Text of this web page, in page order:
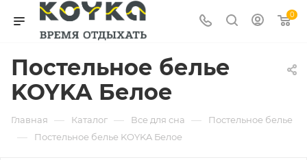
0
Постельное белье
KOYKA Белое
Главная — Каталог — Все для сна — Постельное белье
— Постельное белье KOYKA Белое